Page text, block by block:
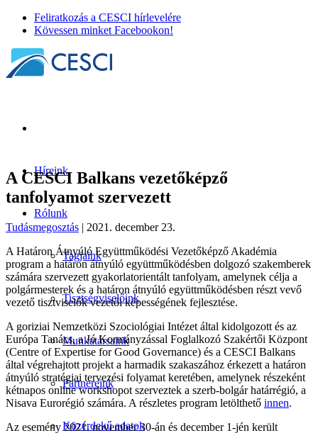
Feliratkozás a CESCI hírlevelére
Kövessen minket Facebookon!
Híreink
Rólunk
Tagjaink
Tisztségviselőink
Munkatársaink
Partnereink
Közérdekű adatok
A CESCI Balkans vezetőképző
tanfolyamot szervezett
Tudásmegosztás | 2021. december 23.
A Határon Átnyúló Együttműködési Vezetőképző Akadémia
program a határon átnyúló együttműködésben dolgozó szakemberek
számára szervezett gyakorlatorientált tanfolyam, amelynek célja a
polgármesterek és a határon átnyúló együttműködésben részt vevő
vezető tisztviselők vezetői képességének fejlesztése.
A goriziai Nemzetközi Szociológiai Intézet által kidolgozott és az
Európa Tanács, a Jó Kormányzással Foglalkozó Szakértői Központ
(Centre of Expertise for Good Governance) és a CESCI Balkans
által végrehajtott projekt a harmadik szakaszához érkezett a határon
átnyúló stratégiai tervezési folyamat keretében, amelynek részeként
kétnapos online workshopot szerveztek a szerb-bolgár határrégió, a
Nisava Eurorégió számára. A részletes program letölthető innen.
Az esemény 2021. november 30-án és december 1-jén került